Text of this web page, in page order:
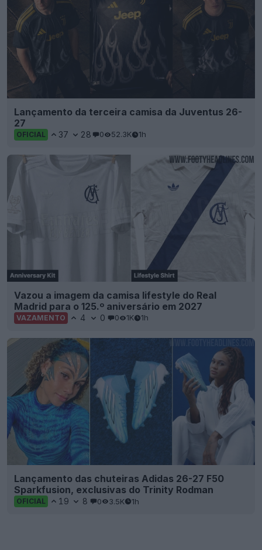
Lançamento da terceira camisa da Juventus 26-
27
OFICIAL 37 28 0 52.3K 1h
Vazou a imagem da camisa lifestyle do Real
Madrid para o 125.º aniversário em 2027
VAZAMENTO 4 0 0 1K 1h
Lançamento das chuteiras Adidas 26-27 F50
Sparkfusion, exclusivas do Trinity Rodman
OFICIAL 19 8 0 3.5K 1h